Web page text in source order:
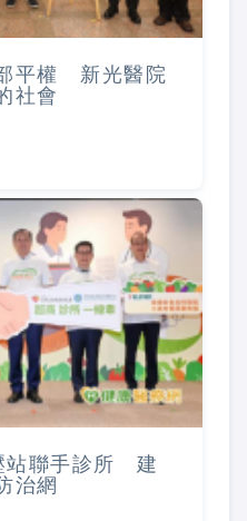
平權 新光醫院
社會
站聯手診所 建
治網